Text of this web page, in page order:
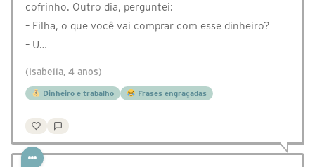
cofrinho. Outro dia, perguntei:
– Filha, o que você vai comprar com esse dinheiro?
– U…
(Isabella, 4 anos)
Dinheiro e trabalho Frases engraçadas